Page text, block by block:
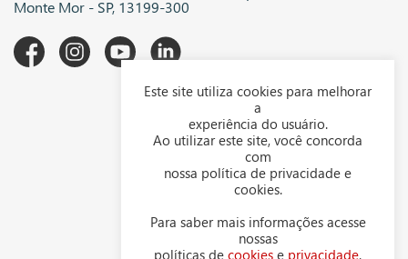
Monte Mor - SP, 13199-300
Downloads
Representantes
Política de privacidade
Política de cookies
Este site utiliza cookies para melhorar
a
experiência do usuário.
Ao utilizar este site, você concorda
com
nossa política de privacidade e
cookies.
Para saber mais informações acesse
nossas
políticas de cookies e privacidade.